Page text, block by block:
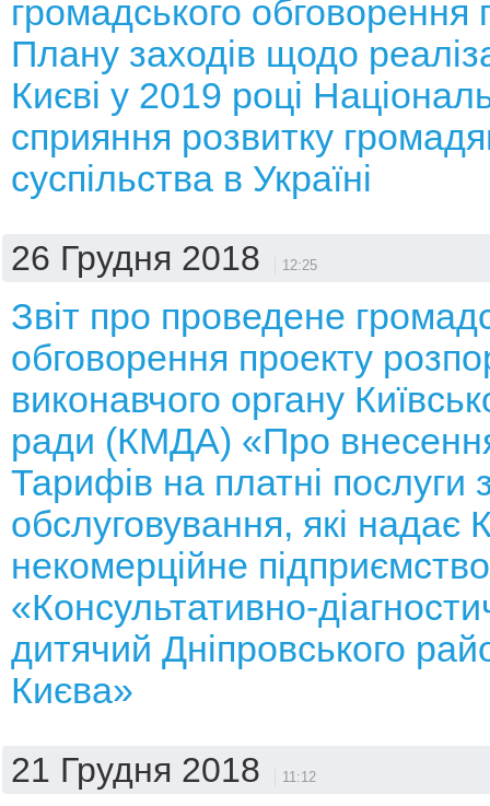
громадського обговорення
Плану заходів щодо
Києві у 2019 році
сприяння розвитку
суспільства в Україні
26 Грудня 2018 12:25
Звіт про проведене
обговорення проекту
виконавчого органу
ради (КМДА) «Про
Тарифів на платні послуги
обслуговування, які надає
некомерційне підприємство
«Консультативно-
дитячий Дніпровського
Києва»
21 Грудня 2018 11:12